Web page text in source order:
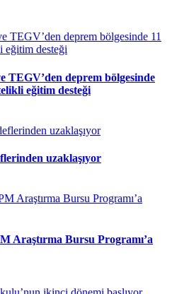
deprem bölgesinde
eğitim desteği
uzaklaşıyor
Araştırma Bursu Programı’a